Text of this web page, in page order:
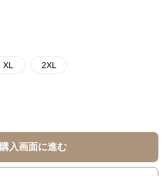
XL 2XL
購入画面に進む